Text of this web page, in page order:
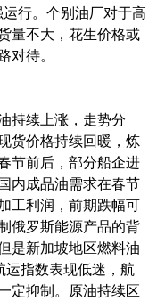
行。个别油厂对于高
量不大，花生价格或
对待。
持续上涨，走势分
货价格持续回暖，炼
节前后，部分船企进
内成品油需求在春节
工利润，前期跌幅可
俄罗斯能源产品的背
是新加坡地区燃料油
运指数表现低迷，航
定抑制。原油持续区